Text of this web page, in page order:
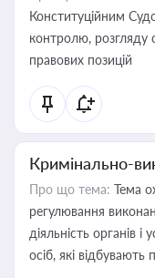
Конституційним
контролю, розгляду
правових позицій
Кримінально-
Про що тема: Тема
регулювання
діяльність органів
осіб, які відбувають